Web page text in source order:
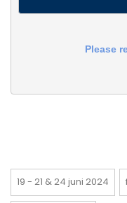
Please
19 - 21 & 24 juni 2024